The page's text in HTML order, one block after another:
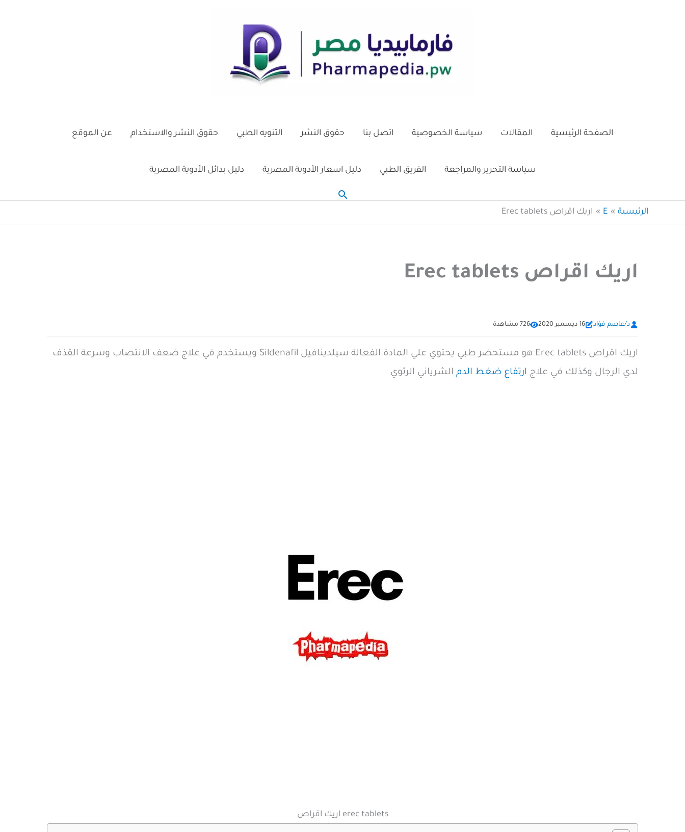
الصفحة الرئيسية المقالات سياسة الخصوصية اتصل بنا حقوق النشر التنويه الطبي حقوق النشر والاستخدام عن الموقع
سياسة التحرير والمراجعة الفريق الطبي دليل اسعار الأدوية المصرية دليل بدائل الأدوية المصرية
البحث
الرئيسية E اريك اقراص Erec tablets
اريك اقراص Erec tablets
د/عاصم فؤاد 16 ديسمبر 2020 726 مشاهدة
اريك اقراص Erec tablets هو مستحضر طبي يحتوي علي المادة الفعالة سيلدينافيل Sildenafil ويستخدم في علاج ضعف الانتصاب وسرعة القذف
لدي الرجال وكذلك في علاج ارتفاع ضغط الدم الشرياني الرئوي
erec tablets اريك اقراص